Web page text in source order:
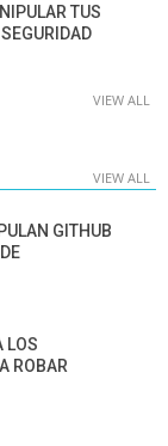
TUS
VIEW ALL
VIEW ALL
GITHUB
LOS
ROBAR